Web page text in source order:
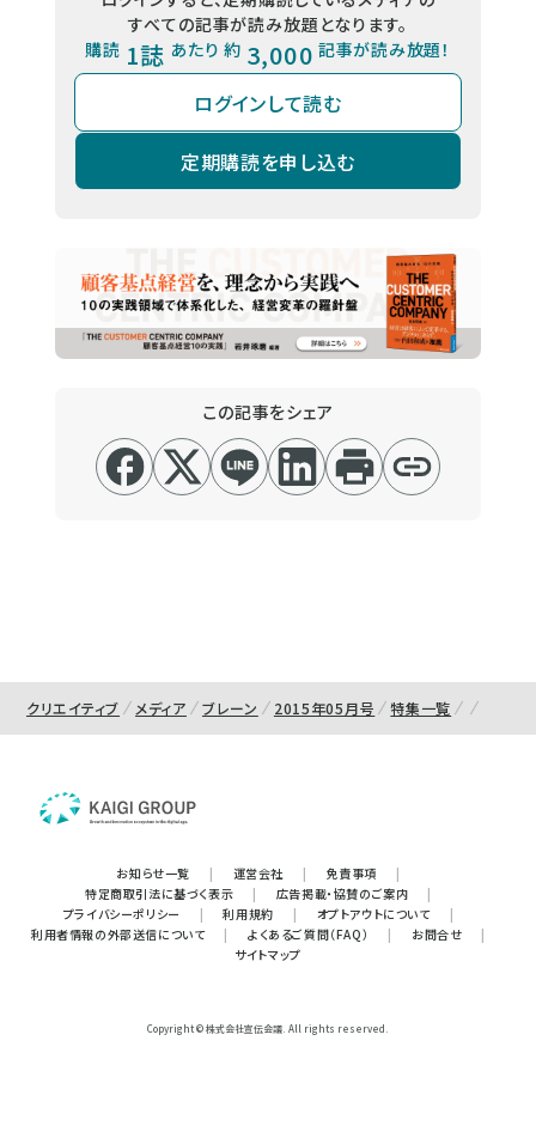
すべての記事が読み放題となります。
購読 1誌 あたり 約 3,000 記事が読み放題！
ログインして読む
定期購読を申し込む
この記事をシェア
クリエイティブ メディア ブレーン 2015年05月号 特集一覧
お知らせ一覧 | 運営会社 | 免責事項
|
特定商取引法に基づく表示
| 広告掲載・協賛のご案内
|
プライバシーポリシー
| 利用規約 | オプトアウトについて
|
利用者情報の外部送信について
| よくあるご質問（FAQ） | お問合せ
|
サイトマップ
Copyright © 株式会社宣伝会議. All rights reserved.